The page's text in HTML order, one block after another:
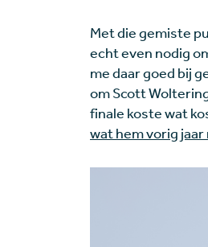
Met die gemiste
echt even nodig
me daar goed bij
om Scott
finale koste wat
wat hem vorig